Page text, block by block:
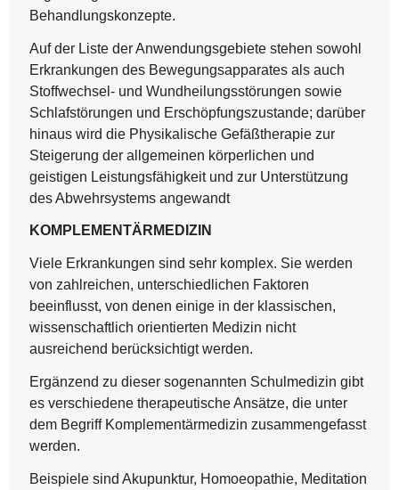
Behandlungskonzepte.
Auf der Liste der Anwendungsgebiete stehen sowohl
Erkrankungen des Bewegungsapparates als auch
Stoffwechsel- und Wundheilungsstörungen sowie
Schlafstörungen und Erschöpfungszustande; darüber
hinaus wird die Physikalische Gefäßtherapie zur
Steigerung der allgemeinen körperlichen und
geistigen Leistungsfähigkeit und zur Unterstützung
des Abwehrsystems angewandt
KOMPLEMENTÄRMEDIZIN
Viele Erkrankungen sind sehr komplex. Sie werden
von zahlreichen, unterschiedlichen Faktoren
beeinflusst, von denen einige in der klassischen,
wissenschaftlich orientierten Medizin nicht
ausreichend berücksichtigt werden.
Ergänzend zu dieser sogenannten Schulmedizin gibt
es verschiedene therapeutische Ansätze, die unter
dem Begriff Komplementärmedizin zusammengefasst
werden.
Beispiele sind Akupunktur, Homoeopathie, Meditation